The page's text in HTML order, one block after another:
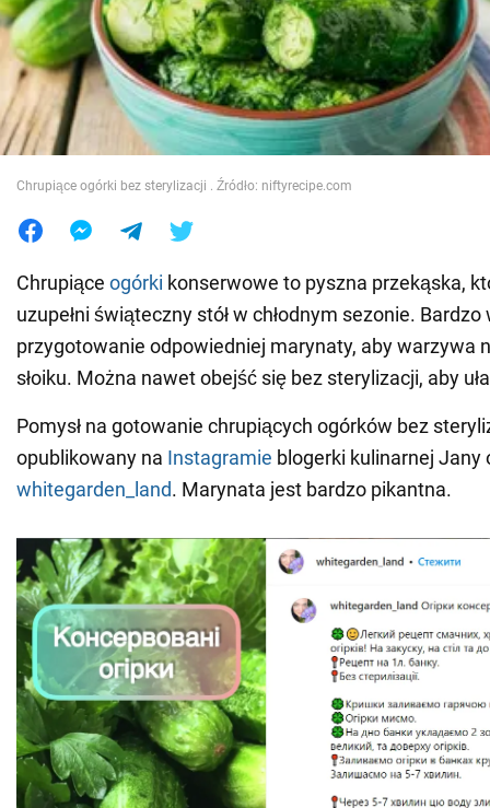
Wojna na Ukrainie
Świat
Jedzenie
Chrupiące ogórki bez sterylizacji . Źródło: niftyrecipe.com
Chrupiące ogórki konserwowe to pyszna przekąska,
uzupełni świąteczny stół w chłodnym sezonie.
przygotowanie odpowiedniej marynaty, aby warzywa
słoiku. Można nawet obejść się bez sterylizacji, aby
Pomysł na gotowanie chrupiących ogórków bez
opublikowany na Instagramie blogerki kulinarnej Jany
whitegarden_land. Marynata jest bardzo pikantna.